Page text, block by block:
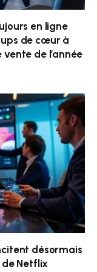
en ligne
de cœur à
de l’année
désormais
de Netflix